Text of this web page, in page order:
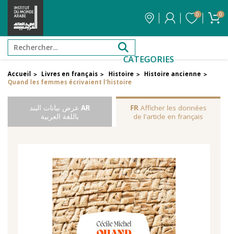
0 0
CATEGORIES
Accueil > Livres en français > Histoire > Histoire ancienne >
Quand les femmes écrivaient l'histoire
AR عرض بيانات البند
باللغة العربية
FRAfficher les données
de l'article en français